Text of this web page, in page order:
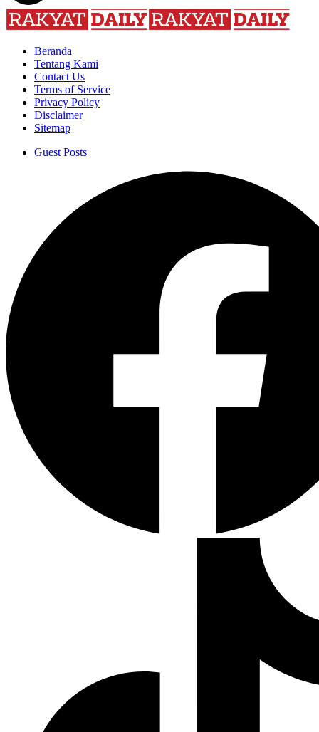
Beranda
Tentang Kami
Contact Us
Terms of Service
Privacy Policy
Disclaimer
Sitemap
Guest Posts